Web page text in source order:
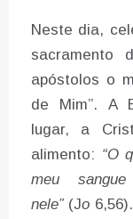
Neste dia,
sacramento
apóstolos o
de Mim”. A
lugar, a
alimento: “O
meu
nele”(Jo